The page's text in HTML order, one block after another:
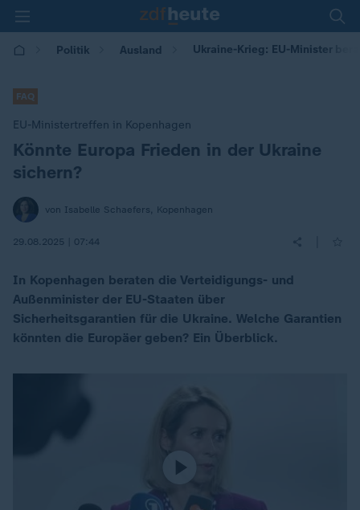
Politik Ausland Ukraine-Krieg: EU-Minister
FAQ
EU-Ministertreffen in Kopenhagen
:Könnte Europa Frieden in der Ukraine
sichern?
von Isabelle Schaefers, Kopenhagen
29.08.2025 | 07:44
In Kopenhagen beraten die Verteidigungs- und
Außenminister der EU-Staaten über
Sicherheitsgarantien für die Ukraine. Welche Garantien
könnten die Europäer geben? Ein Überblick.